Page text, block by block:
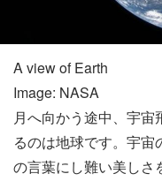
A view of Earth
Image: NASA
月へ向かう途中、宇
るのは地球です。宇
の言葉にし難い美しさ